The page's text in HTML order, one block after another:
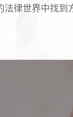
法律世界中找到